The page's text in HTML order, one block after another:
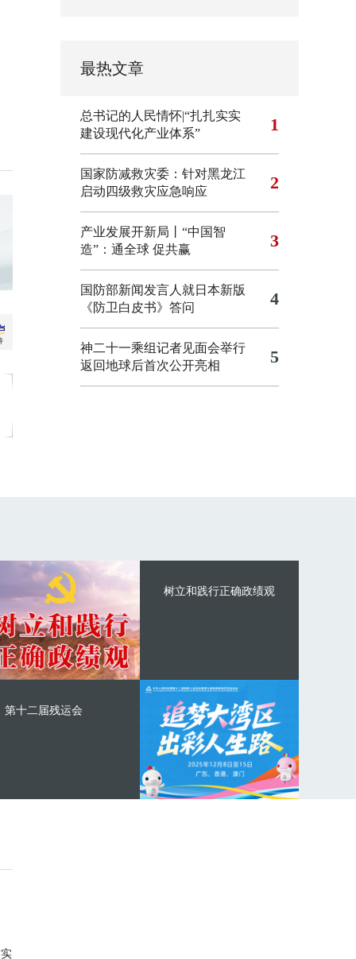
最热文章
总书记的人民情怀|“扎扎实实
建设现代化产业体系”
1
国家防减救灾委：针对黑龙江
启动四级救灾应急响应
2
产业发展开新局丨“中国智
造”：通全球 促共赢
3
国防部新闻发言人就日本新版
《防卫白皮书》答问
4
神二十一乘组记者见面会举行
返回地球后首次公开亮相
5
树立和践行正确政绩观
第十二届残运会